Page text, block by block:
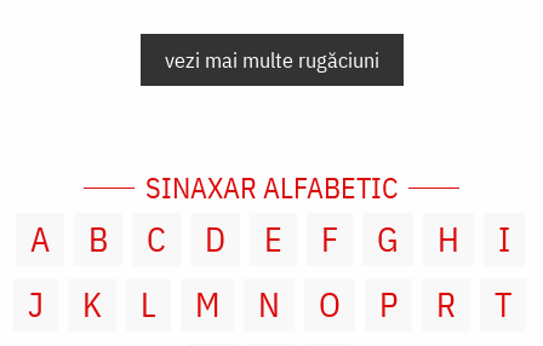
vezi mai multe rugăciuni
SINAXAR ALFABETIC
A B C D E F G H
I
J
K L M N O P R
T